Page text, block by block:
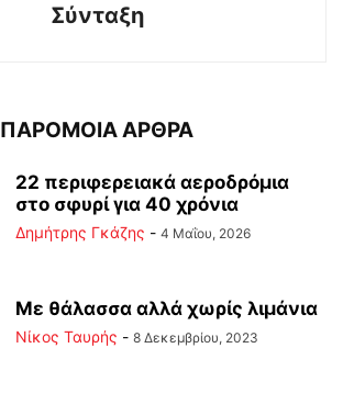
Σύνταξη
ΠΑΡΟΜΟΙΑ ΑΡΘΡΑ
22 περιφερειακά αεροδρόμια
στο σφυρί για 40 χρόνια
Δημήτρης Γκάζης - 4 Μαΐου, 2026
Με θάλασσα αλλά χωρίς λιμάνια
Νίκος Ταυρής - 8 Δεκεμβρίου, 2023